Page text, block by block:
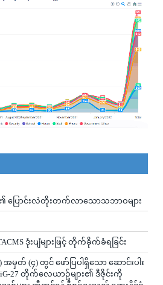
ပြောင်းလဲတိုးတက်လာသောသဘာဝများ
ဒုံးပျံများဖြင့် တိုက်ခိုက်ခံရခြင်း
တ် (၄) တွင် ဖော်ပြပါရှိသော ဆောင်းပါး
27 တိုက်လေယာဥ်များ၏ ဒီဇိုင်းကို